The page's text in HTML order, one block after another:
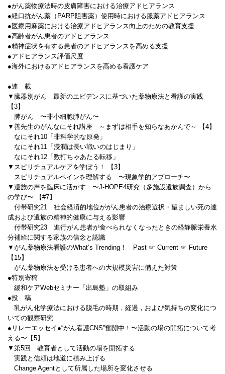
●がん薬物療法時の皮膚障害における治療アドヒアランス
●経口抗がん薬（PARP阻害薬）使用時における服薬アドヒアランス
●医療用麻薬における治療アドヒアランス向上のための教育支援
●高齢者がん患者のアドヒアランス
●精神症状を有する患者のアドヒアランスを高める支援
●アドヒアランス評価尺度
●海外におけるアドヒアランスを高める看護ケア
●連 載
▼臓器別がん 最新のエビデンスに基づいた薬物療法と看護の実践
【3】
肺がん 〜非小細胞肺がん〜
▼善先生のがんなにそれ講座 ～まずは相手を知らなあかんで～ 【4】
なにそれ10「非科学的な原発」
なにそれ11「浸潤は長い戦いのはじまり」
なにそれ12「数打ちゃあたる転移」
▼スピリチュアルケアを学ぼう！ 【3】
スピリチュアルペインを理解する 〜現象学的アプローチ〜
▼遺族の声を臨床に活かす 〜J-HOPE4研究（多施設遺族調査）から
の学び〜 【#7】
付帯研究21 社会経済的地位ががん患者の治療選択・望ましい死の達
成および遺族の精神的健康に与える影響
付帯研究23 進行がん患者が食べられなくなったときの経静脈栄養水
分補給に関する家族の信念と認識
▼がん薬物療法看護のWhat’s Trending！ Past ☞ Current ☞ Future
【15】
がん薬物療法を受ける患者への大規模災害に備えた対策
●特別寄稿
緩和ケアWebセミナー「出島塾」の取組み
●投 稿
乳がん化学療法における脱毛の時期，経過，および気持ちの変化につ
いての観察研究
●リレーエッセイ●“がん看護CNS”奮闘中！〜活動の場の開拓について考
える〜【5】
▼第5回 教育者として活動の場を開拓する
実践と信頼は地道に積み上げる
Change Agentとして所属した場所を変化させる